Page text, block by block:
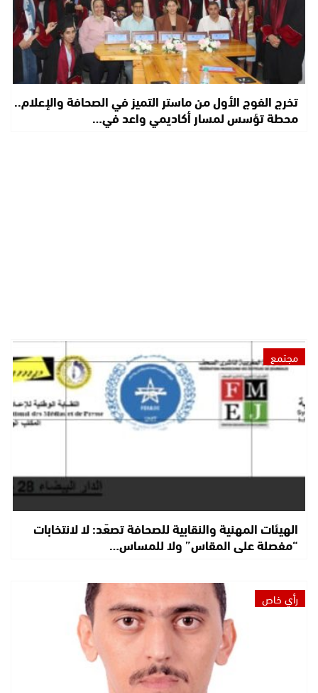
تخرج الفوج الأول من ماستر التميز في الصحافة والإعلام..
محطة تؤسس لمسار أكاديمي واعد في…
مجتمع
الهيئات المهنية والنقابية للصحافة تصعّد: لا لانتخابات
“مفصلة على المقاس” ولا للمساس…
رأي خاص